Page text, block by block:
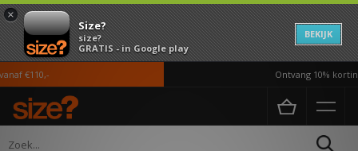
×
Size?
size?
GRATIS - in Google play
BEKIJK
€110,- Ontvang 10%
Home Heren